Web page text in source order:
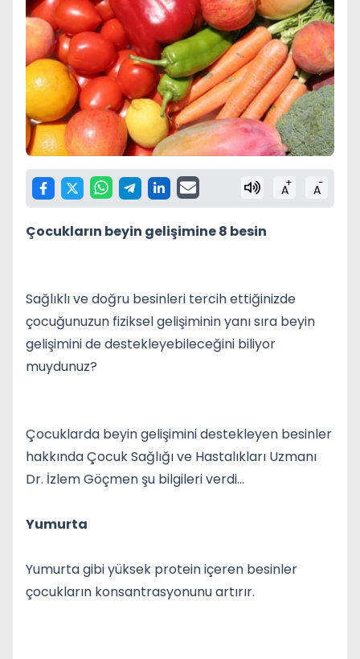
A+ A-
Çocukların beyin gelişimine 8 besin
Sağlıklı ve doğru besinleri tercih ettiğinizde
çocuğunuzun fiziksel gelişiminin yanı sıra beyin
gelişimini de destekleyebileceğini biliyor
muydunuz?
Çocuklarda beyin gelişimini destekleyen besinler
hakkında Çocuk Sağlığı ve Hastalıkları Uzmanı
Dr. İzlem Göçmen şu bilgileri verdi…
Yumurta
Yumurta gibi yüksek protein içeren besinler
çocukların konsantrasyonunu artırır.